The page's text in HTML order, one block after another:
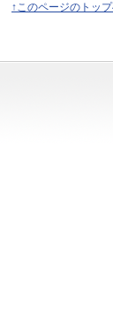
↑このページのトッ